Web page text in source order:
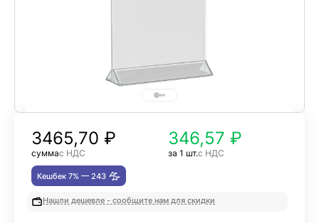
3465,70 ₽
суммас НДС
346,57 ₽
за 1 шт.с НДС
Кешбек 7% — 243
Нашли дешевле - сообщите нам для скидки